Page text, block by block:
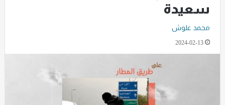
سعيدة
محمد علوش
2024-02-13